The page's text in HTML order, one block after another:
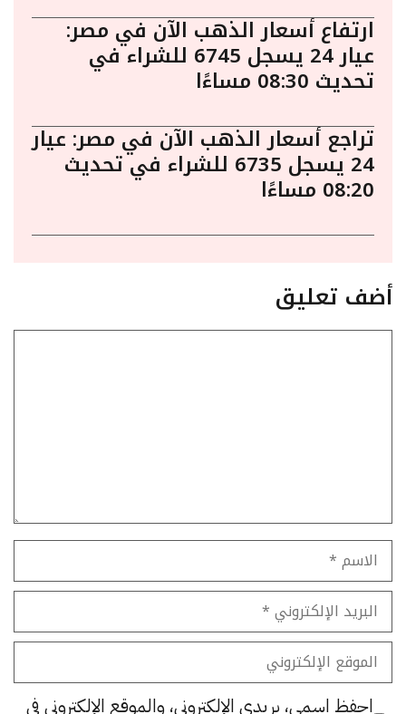
ارتفاع أسعار الذهب الآن في مصر:
عيار 24 يسجل 6745 للشراء في
تحديث 08:30 مساءًا
تراجع أسعار الذهب الآن في مصر: عيار
24 يسجل 6735 للشراء في تحديث
08:20 مساءًا
أضف تعليق
الاسم
البريد
الإلكتروني
الموقع
الإلكتروني
احفظ اسمي، بريدي الإلكتروني، والموقع الإلكتروني في